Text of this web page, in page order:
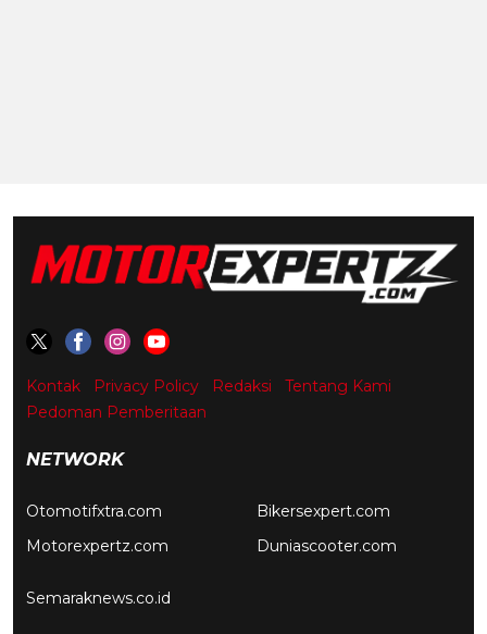
Kontak Privacy Policy Redaksi
Tentang Kami
Pedoman Pemberitaan
NETWORK
Otomotifxtra.com
Motorexpertz.com
Bikersexpert.com
Duniascooter.com
Semaraknews.co.id